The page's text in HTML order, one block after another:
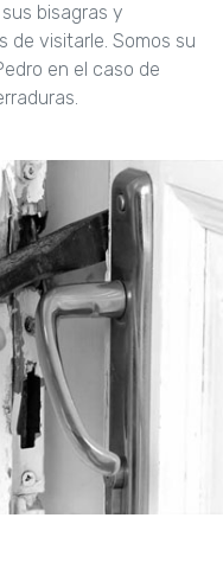
bisagras y
de visitarle. Somos su
en el caso de